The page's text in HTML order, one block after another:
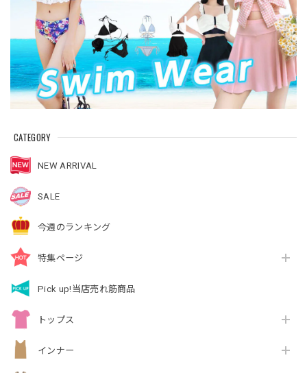
CATEGORY
NEW ARRIVAL
SALE
今週のランキング
特集ページ
Pick up!当店売れ筋商品
トップス
インナー